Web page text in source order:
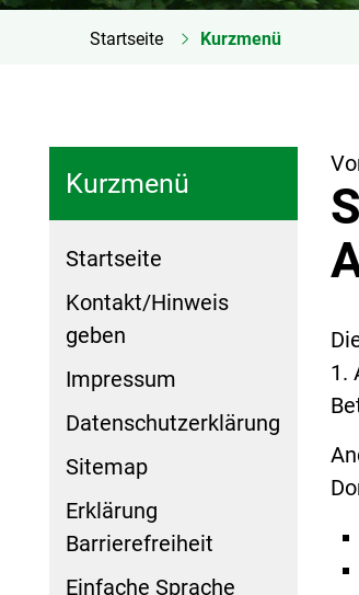
Startseite Kurzmenü
Kurzmenü
Startseite
Kontakt/Hinweis
geben
Impressum
Datenschutzerklärung
Sitemap
Erklärung
Barrierefreiheit
Einfache Sprache
1.